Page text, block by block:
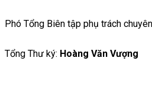
Phó Tổng Biên tập phụ trách
Tổng Thư ký: Hoàng Văn Vượng